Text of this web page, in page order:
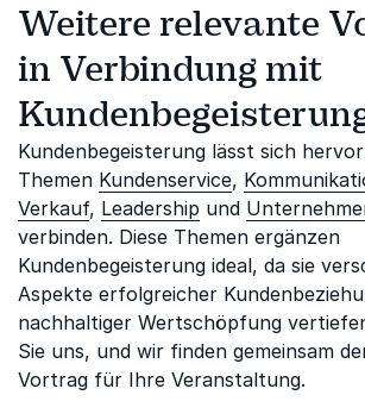
Weitere relevante
in Verbindung mit
Kundenbegeisterung lässt sich
Themen Kundenservice,
Verkauf, Leadership und
verbinden. Diese Themen ergänzen
Kundenbegeisterung ideal, da sie
Aspekte erfolgreicher
nachhaltiger Wertschöpfung
Sie uns, und wir finden gemeinsam
Vortrag für Ihre Veranstaltung.